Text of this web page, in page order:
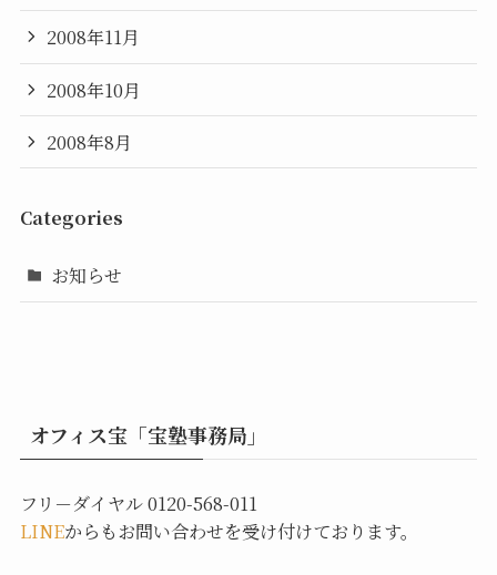
2008年11月
2008年10月
2008年8月
Categories
お知らせ
オフィス宝「宝塾事務局」
フリ－ダイヤル 0120-568-011
LINEからもお問い合わせを受け付けております。